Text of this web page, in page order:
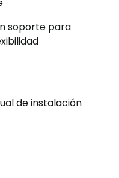
soporte para
de instalación